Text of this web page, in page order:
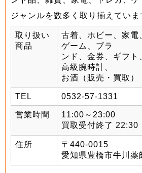
ジャンルを数多く取り揃えていま
取り扱い
商品
古着、ホビー、家電
ゲーム、ブラ
ンド、金券、ギフト
高級腕時計、
お酒（販売・買取）
TEL 0532-57-1331
営業時間
11:00～23:00
買取受付終了 22:30
住所
〒440-0015
愛知県豊橋市牛川薬